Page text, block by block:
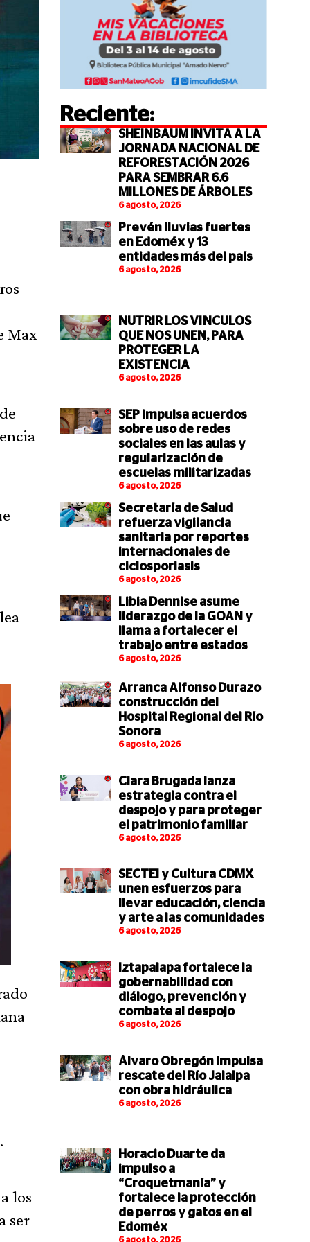
Max
los
ser
Reciente:
SHEINBAUM INVITA A LA
JORNADA NACIONAL DE
REFORESTACIÓN 2026
PARA SEMBRAR 6.6
MILLONES DE ÁRBOLES
6 agosto, 2026
Prevén lluvias fuertes
en Edoméx y 13
entidades más del país
6 agosto, 2026
NUTRIR LOS VÍNCULOS
QUE NOS UNEN, PARA
PROTEGER LA
EXISTENCIA
6 agosto, 2026
SEP impulsa acuerdos
sobre uso de redes
sociales en las aulas y
regularización de
escuelas militarizadas
6 agosto, 2026
Secretaría de Salud
refuerza vigilancia
sanitaria por reportes
internacionales de
ciclosporiasis
6 agosto, 2026
Libia Dennise asume
liderazgo de la GOAN y
llama a fortalecer el
trabajo entre estados
6 agosto, 2026
Arranca Alfonso Durazo
construcción del
Hospital Regional del Río
Sonora
6 agosto, 2026
Clara Brugada lanza
estrategia contra el
despojo y para proteger
el patrimonio familiar
6 agosto, 2026
SECTEI y Cultura CDMX
unen esfuerzos para
llevar educación, ciencia
y arte a las comunidades
6 agosto, 2026
Iztapalapa fortalece la
gobernabilidad con
diálogo, prevención y
combate al despojo
6 agosto, 2026
Álvaro Obregón impulsa
rescate del Río Jalalpa
con obra hidráulica
6 agosto, 2026
Horacio Duarte da
impulso a
“Croquetmanía” y
fortalece la protección
de perros y gatos en el
Edoméx
6 agosto, 2026